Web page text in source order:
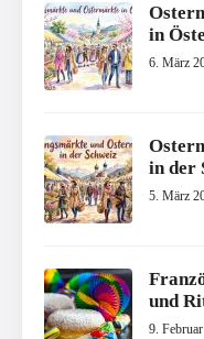
in
6. März
in der
5. März
und
9.